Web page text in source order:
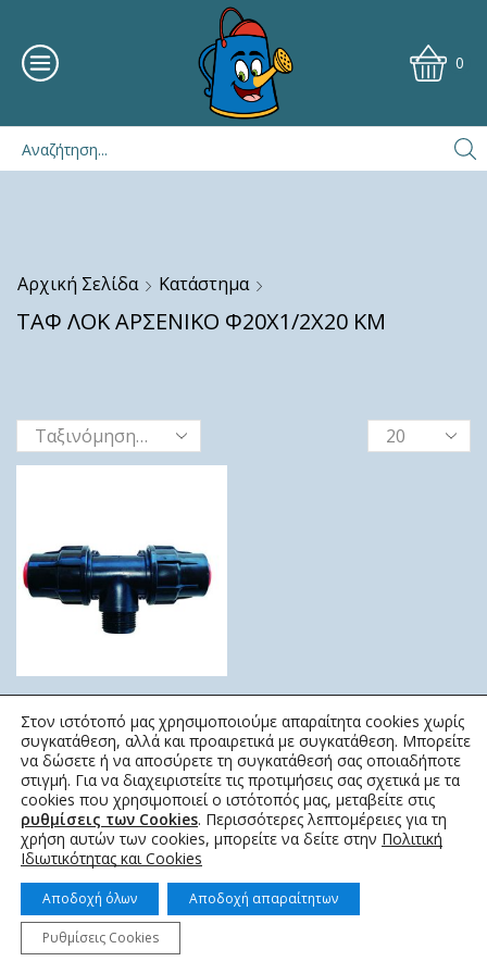
0
Αρχική Σελίδα Κατάστημα
ΤΑΦ ΛΟΚ ΑΡΣΕΝΙΚΟ Φ20Χ1/2Χ20 ΚΜ
ΚΜ
0,43€ – 1,61€
© 2022 topotistiraki.gr | Powered by idcs
Στον ιστότοπό μας χρησιμοποιούμε απαραίτητα cookies χωρίς
συγκατάθεση, αλλά και προαιρετικά με συγκατάθεση. Μπορείτε
να δώσετε ή να αποσύρετε τη συγκατάθεσή σας οποιαδήποτε
στιγμή. Για να διαχειριστείτε τις προτιμήσεις σας σχετικά με τα
cookies που χρησιμοποιεί ο ιστότοπός μας, μεταβείτε στις
ρυθμίσεις των Cookies. Περισσότερες λεπτομέρειες για τη
χρήση αυτών των cookies, μπορείτε να δείτε στην Πολιτική
Ιδιωτικότητας και Cookies
Αποδοχή όλων Αποδοχή απαραίτητων
Ρυθμίσεις Cookies